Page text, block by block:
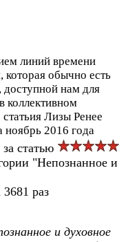
линий времени
которая обычно есть
доступной нам для
коллективном
Лизы Ренее
ноябрь 2016 года
статью
"Непознанное и
3681 раз
и духовное